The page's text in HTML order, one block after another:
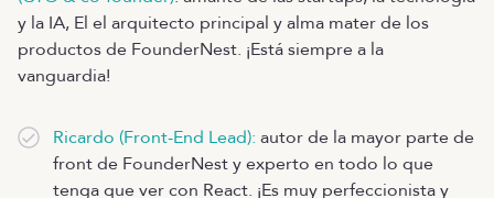
y la IA, El el arquitecto principal y alma mater de los
productos de FounderNest. ¡Está siempre a la
vanguardia!
Ricardo (Front-End Lead): autor de la mayor parte de
front de FounderNest y experto en todo lo que
tenga que ver con React. ¡Es muy perfeccionista y